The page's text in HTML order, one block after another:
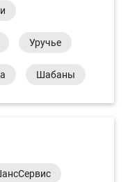
Уручье
Шабаны